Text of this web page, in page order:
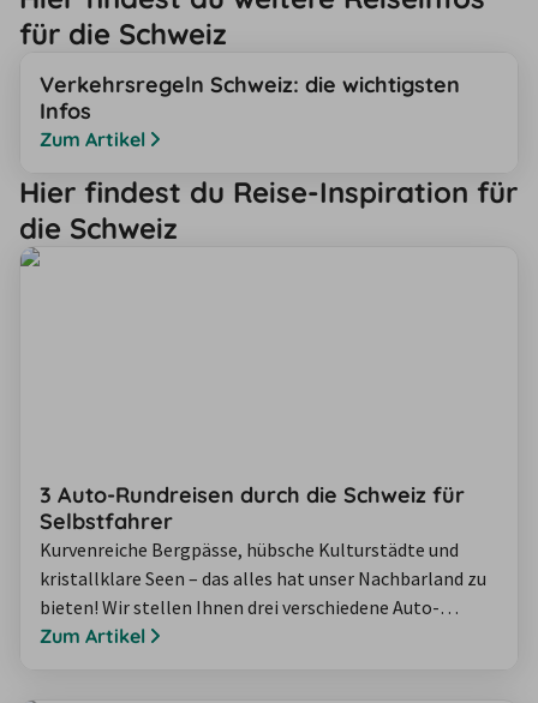
für die Schweiz
Verkehrsregeln Schweiz: die wichtigsten
Infos
Zum Artikel
Hier findest du Reise-Inspiration für
die Schweiz
3 Auto-Rundreisen durch die Schweiz für
Selbstfahrer
Kurvenreiche Bergpässe, hübsche Kulturstädte und
kristallklare Seen – das alles hat unser Nachbarland zu
bieten! Wir stellen Ihnen drei verschiedene Auto-
Rundreisen in der Schweiz für jeden Geschmack vor und
Zum Artikel